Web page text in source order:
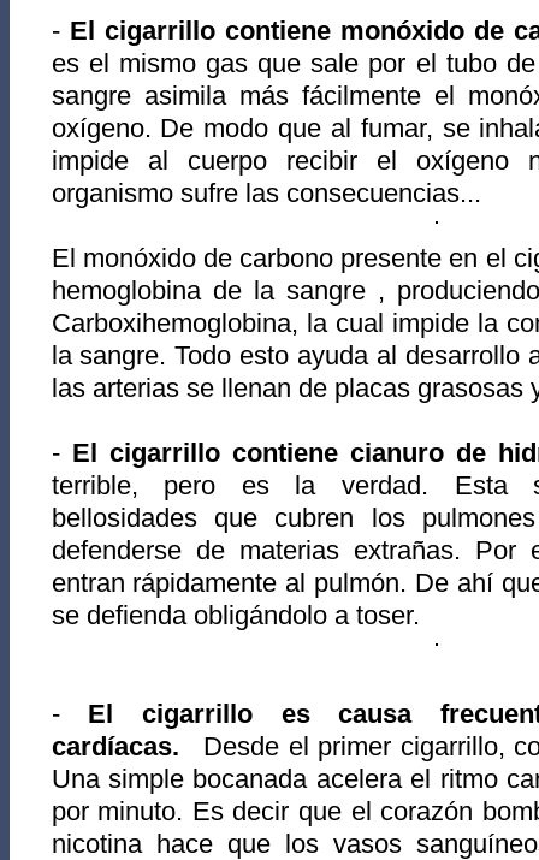
- El cigarrillo contiene monóxido de
es el mismo gas que sale por el tubo
sangre asimila más fácilmente el
oxígeno. De modo que al fumar, se
impide al cuerpo recibir el oxígeno
organismo sufre las consecuencias...
El monóxido de carbono presente en el
hemoglobina de la sangre ,
Carboxihemoglobina, la cual impide la
la sangre. Todo esto ayuda al desarrollo
las arterias se llenan de placas grasosas
- El cigarrillo contiene cianuro de
terrible, pero es la verdad. Esta
bellosidades que cubren los
defenderse de materias extrañas. Por
entran rápidamente al pulmón. De ahí
se defienda obligándolo a toser.
- El cigarrillo es causa
cardíacas.
Desde el primer cigarrillo,
Una simple bocanada acelera el ritmo
por minuto. Es decir que el corazón
nicotina hace que los vasos